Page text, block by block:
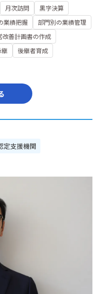
月次訪問
黒字決算
業績把握
部門別の業績管理
改善計画書の作成
継
後継者育成
定支援機関